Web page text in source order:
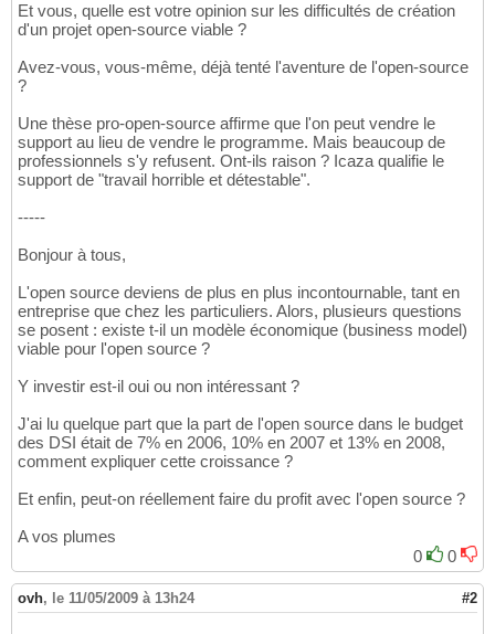
Et vous, quelle est votre opinion sur les difficultés de création
d'un projet open-source viable ?
Avez-vous, vous-même, déjà tenté l'aventure de l'open-source
?
Une thèse pro-open-source affirme que l'on peut vendre le
support au lieu de vendre le programme. Mais beaucoup de
professionnels s'y refusent. Ont-ils raison ? Icaza qualifie le
support de "travail horrible et détestable".
-----
Bonjour à tous,
L'open source deviens de plus en plus incontournable, tant en
entreprise que chez les particuliers. Alors, plusieurs questions
se posent : existe t-il un modèle économique (business model)
viable pour l'open source ?
Y investir est-il oui ou non intéressant ?
J'ai lu quelque part que la part de l'open source dans le budget
des DSI était de 7% en 2006, 10% en 2007 et 13% en 2008,
comment expliquer cette croissance ?
Et enfin, peut-on réellement faire du profit avec l'open source ?
A vos plumes
0
0
ovh, le 11/05/2009 à 13h24 #2